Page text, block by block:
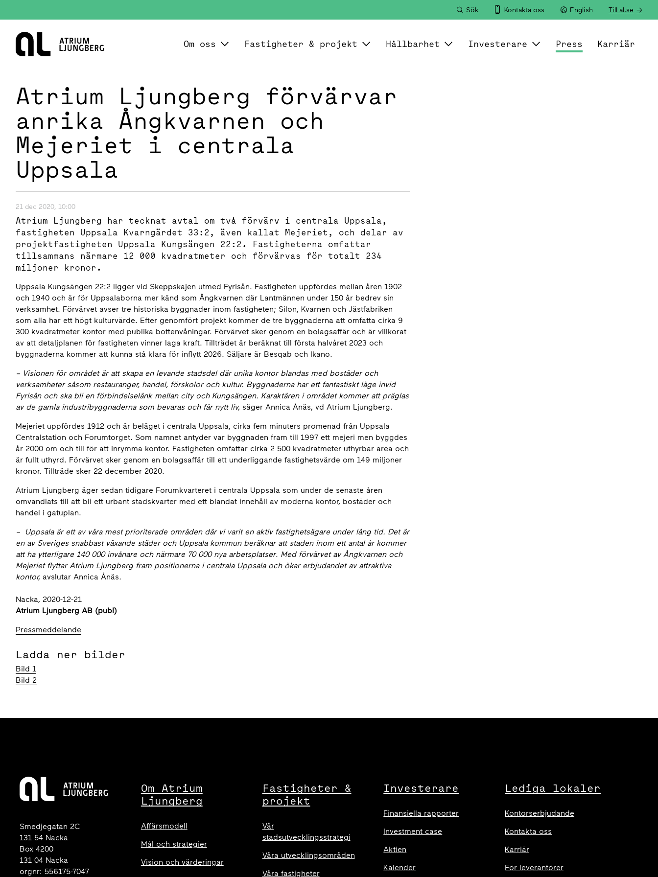
Sök Kontakta oss English Till al.se
Hem
Om oss Fastigheter & projekt Hållbarhet Investerare Press Karriär
Atrium Ljungberg förvärvar
anrika Ångkvarnen och
Mejeriet i centrala
Uppsala
21 dec 2020, 10:00
Atrium Ljungberg har tecknat avtal om två förvärv i centrala Uppsala,
fastigheten Uppsala Kvarngärdet 33:2, även kallat Mejeriet, och delar av
projektfastigheten Uppsala Kungsängen 22:2. Fastigheterna omfattar
tillsammans närmare 12 000 kvadratmeter och förvärvas för totalt 234
miljoner kronor.
Uppsala Kungsängen 22:2 ligger vid Skeppskajen utmed Fyrisån. Fastigheten uppfördes mellan åren 1902
och 1940 och är för Uppsalaborna mer känd som Ångkvarnen där Lantmännen under 150 år bedrev sin
verksamhet. Förvärvet avser tre historiska byggnader inom fastigheten; Silon, Kvarnen och Jästfabriken
som alla har ett högt kulturvärde. Efter genomfört projekt kommer de tre byggnaderna att omfatta cirka 9
300 kvadratmeter kontor med publika bottenvåningar. Förvärvet sker genom en bolagsaffär och är villkorat
av att detaljplanen för fastigheten vinner laga kraft. Tillträdet är beräknat till första halvåret 2023 och
byggnaderna kommer att kunna stå klara för inflytt 2026. Säljare är Besqab och Ikano.
– Visionen för området är att skapa en levande stadsdel där unika kontor blandas med bostäder och
verksamheter såsom restauranger, handel, förskolor och kultur. Byggnaderna har ett fantastiskt läge invid
Fyrisån och ska bli en förbindelselänk mellan city och Kungsängen. Karaktären i området kommer att präglas
av de gamla industribyggnaderna som bevaras och får nytt liv, säger Annica Ånäs, vd Atrium Ljungberg.
Mejeriet uppfördes 1912 och är beläget i centrala Uppsala, cirka fem minuters promenad från Uppsala
Centralstation och Forumtorget. Som namnet antyder var byggnaden fram till 1997 ett mejeri men byggdes
år 2000 om och till för att inrymma kontor. Fastigheten omfattar cirka 2 500 kvadratmeter uthyrbar area och
är fullt uthyrd. Förvärvet sker genom en bolagsaffär till ett underliggande fastighetsvärde om 149 miljoner
kronor. Tillträde sker 22 december 2020.
Atrium Ljungberg äger sedan tidigare Forumkvarteret i centrala Uppsala som under de senaste åren
omvandlats till att bli ett urbant stadskvarter med ett blandat innehåll av moderna kontor, bostäder och
handel i gatuplan.
– Uppsala är ett av våra mest prioriterade områden där vi varit en aktiv fastighetsägare under lång tid. Det är
en av Sveriges snabbast växande städer och Uppsala kommun beräknar att staden inom ett antal år kommer
att ha ytterligare 140 000 invånare och närmare 70 000 nya arbetsplatser. Med förvärvet av Ångkvarnen och
Mejeriet flyttar Atrium Ljungberg fram positionerna i centrala Uppsala och ökar erbjudandet av attraktiva
kontor, avslutar Annica Ånäs.
Nacka, 2020-12-21
Atrium Ljungberg AB (publ)
Pressmeddelande
Ladda ner bilder
Bild 1
Bild 2
Smedjegatan 2C
131 54 Nacka
Box 4200
131 04 Nacka
orgnr: 556175-7047
Om Atrium
Ljungberg
Affärsmodell
Mål och strategier
Vision och värderingar
Fastigheter &
projekt
Vår
stadsutvecklingsstrategi
Våra utvecklingsområden
Våra fastigheter
Investerare
Finansiella rapporter
Investment case
Aktien
Kalender
Lediga lokaler
Kontorserbjudande
Kontakta oss
Karriär
För leverantörer